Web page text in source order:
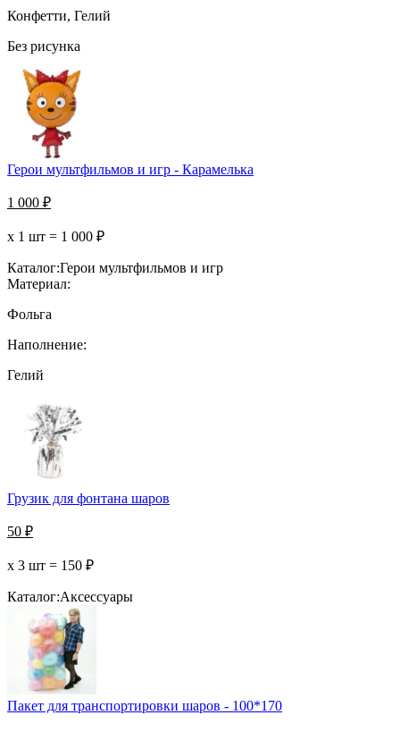
Конфетти, Гелий
Без рисунка
Герои мультфильмов и игр - Карамелька
1 000 ₽
х 1 шт = 1 000 ₽
Каталог:Герои мультфильмов и игр
Материал:
Фольга
Наполнение:
Гелий
Грузик для фонтана шаров
50 ₽
х 3 шт = 150 ₽
Каталог:Аксессуары
Пакет для транспортировки шаров - 100*170